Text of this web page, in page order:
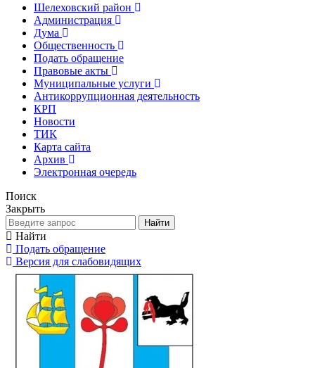
Шелеховский район
Администрация
Дума
Общественность
Подать обращение
Правовые акты
Муниципальные услуги
Антикоррупционная деятельность
КРП
Новости
ТИК
Карта сайта
Архив
Электронная очередь
Поиск
Закрыть
Найти
Найти
Подать обращение
Версия для слабовидящих